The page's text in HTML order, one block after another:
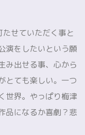
せていただく事と
演をしたいという願
み出せる事、心から
とても楽しい。一つ
世界。やっぱり梅津
品になるか喜劇？悲